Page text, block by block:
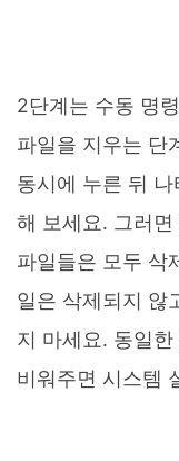
2단계는 수동 명
파일을 지우는 단
동시에 누른 뒤
해 보세요. 그러
파일들은 모두 삭
일은 삭제되지 않
지 마세요. 동일
비워주면 시스템